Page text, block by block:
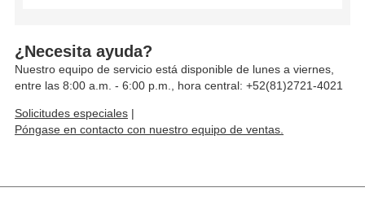
¿Necesita ayuda?
Nuestro equipo de servicio está disponible de lunes a viernes,
entre las 8:00 a.m. - 6:00 p.m., hora central: +52(81)2721-4021
Solicitudes especiales |
Póngase en contacto con nuestro equipo de ventas.